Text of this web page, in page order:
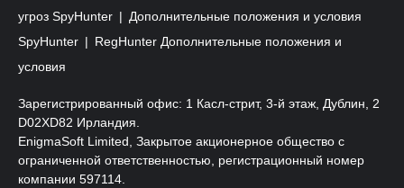
угроз SpyHunter
Дополнительные положения и условия
SpyHunter
RegHunter Дополнительные положения и
условия
Зарегистрированный офис: 1 Касл-стрит, 3-й этаж, Дублин, 2
D02XD82 Ирландия.
EnigmaSoft Limited, Закрытое акционерное общество с
ограниченной ответственностью, регистрационный номер
компании 597114.